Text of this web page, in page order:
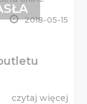
2018-05-15
czytaj więcej